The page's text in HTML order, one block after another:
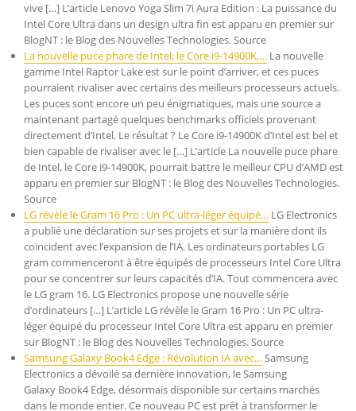
vive […] L’article Lenovo Yoga Slim 7i Aura Edition : La puissance du
Intel Core Ultra dans un design ultra fin est apparu en premier sur
BlogNT : le Blog des Nouvelles Technologies. Source
La nouvelle puce phare de Intel, le Core i9-14900K,… La nouvelle
gamme Intel Raptor Lake est sur le point d’arriver, et ces puces
pourraient rivaliser avec certains des meilleurs processeurs actuels.
Les puces sont encore un peu énigmatiques, mais une source a
maintenant partagé quelques benchmarks officiels provenant
directement d’Intel. Le résultat ? Le Core i9-14900K d’Intel est bel et
bien capable de rivaliser avec le […] L’article La nouvelle puce phare
de Intel, le Core i9-14900K, pourrait battre le meilleur CPU d’AMD est
apparu en premier sur BlogNT : le Blog des Nouvelles Technologies.
Source
LG révèle le Gram 16 Pro : Un PC ultra-léger équipé… LG Electronics
a publié une déclaration sur ses projets et sur la manière dont ils
coïncident avec l’expansion de l’IA. Les ordinateurs portables LG
gram commenceront à être équipés de processeurs Intel Core Ultra
pour se concentrer sur leurs capacités d’IA. Tout commencera avec
le LG gram 16. LG Electronics propose une nouvelle série
d’ordinateurs […] L’article LG révèle le Gram 16 Pro : Un PC ultra-
léger équipé du processeur Intel Core Ultra est apparu en premier
sur BlogNT : le Blog des Nouvelles Technologies. Source
Samsung Galaxy Book4 Edge : Révolution IA avec…Samsung
Electronics a dévoilé sa dernière innovation, le Samsung
Galaxy Book4 Edge, désormais disponible sur certains marchés
dans le monde entier. Ce nouveau PC est prêt à transformer le